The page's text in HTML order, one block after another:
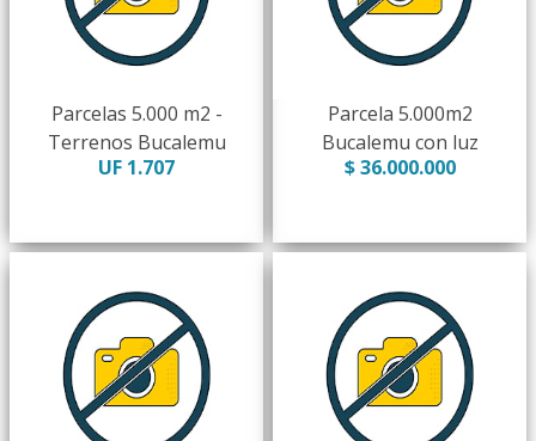
Parcelas 5.000 m2 -
Terrenos Bucalemu
UF 1.707
Parcela 5.000m2
Bucalemu con luz
$ 36.000.000